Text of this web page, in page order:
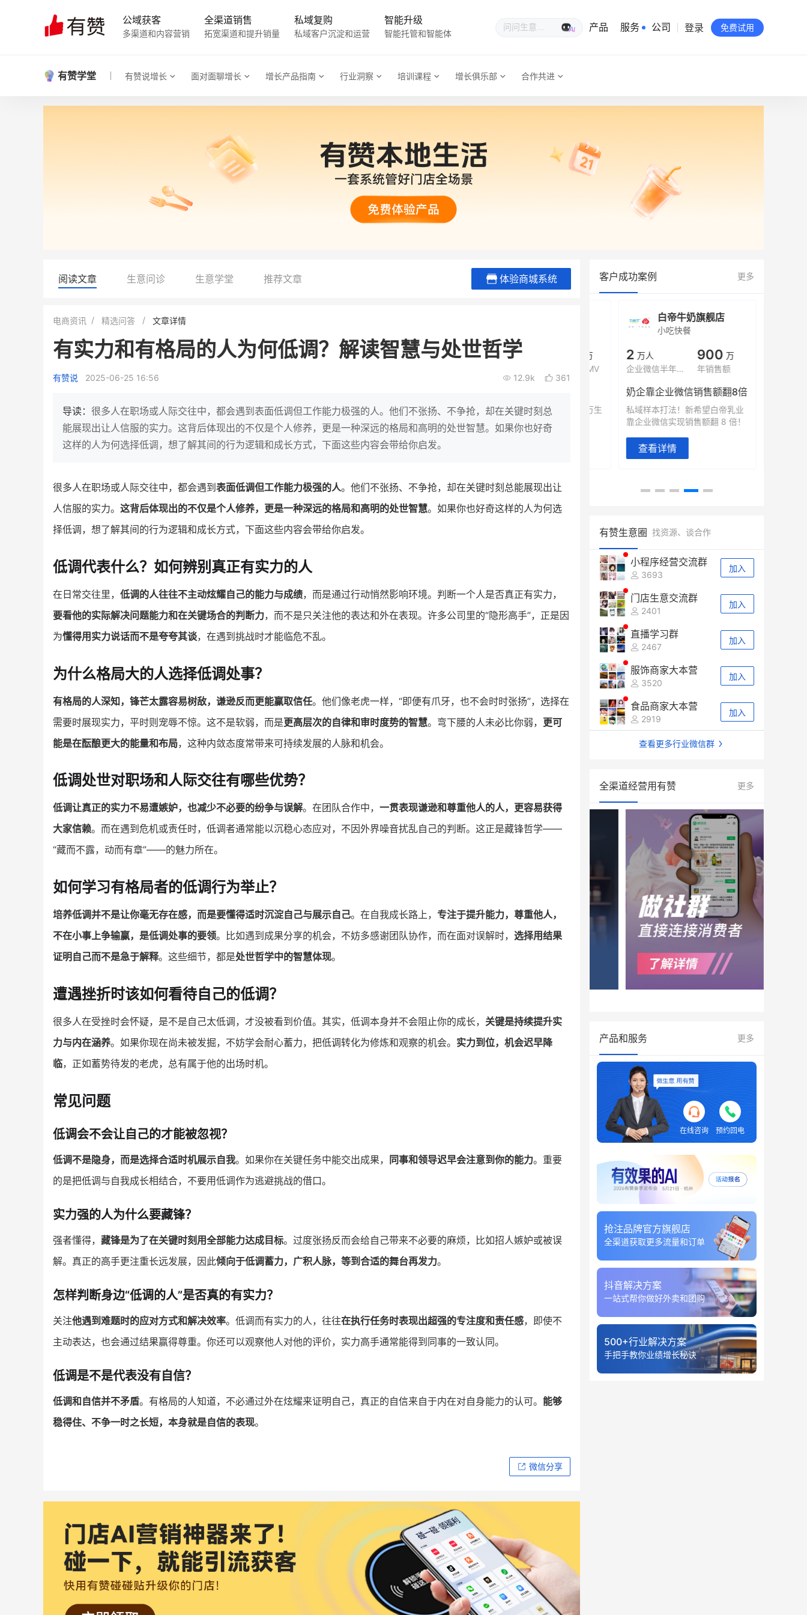
公域获客
多渠道和内容营销
全渠道销售
拓宽渠道和提升销量
私域复购
私域客户沉淀和运营
智能升级
智能托管和智能体
生意专家
产品 服务 公司
有赞公益
站点地图
登录 免费试用
有赞学堂 有赞说增长 面对面聊增长 增长产品指南 行业洞察 培训课程 增长俱乐部 合作共进
阅读文章 生意问诊 生意学堂 推荐文章 体验商城系统
电商资讯 精选问答 文章详情
有实力和有格局的人为何低调？解读智慧与处世哲学
有赞说 2025-06-25 16:56 12.9k 361
导读： 很多人在职场或人际交往中，都会遇到表面低调但工作能力极强的人。他们不张扬、不争抢，却在关键时刻总
能展现出让人信服的实力。这背后体现出的不仅是个人修养，更是一种深远的格局和高明的处世智慧。如果你也好奇
这样的人为何选择低调，想了解其间的行为逻辑和成长方式，下面这些内容会带给你启发。
很多人在职场或人际交往中，都会遇到 表面低调但工作能力极强的人。他们不张扬、不争抢，却在关键时刻总能展现出让
人信服的实力。 这背后体现出的不仅是个人修养，更是一种深远的格局和高明的处世智慧。如果你也好奇这样的人为何选
择低调，想了解其间的行为逻辑和成长方式，下面这些内容会带给你启发。
低调代表什么？如何辨别真正有实力的人
在日常交往里， 低调的人往往不主动炫耀自己的能力与成绩，而是通过行动悄然影响环境。判断一个人是否真正有实力，
要看他的实际解决问题能力和在关键场合的判断力，而不是只关注他的表达和外在表现。许多公司里的“隐形高手”，正是因
为懂得用实力说话而不是夸夸其谈，在遇到挑战时才能临危不乱。
为什么格局大的人选择低调处事？
有格局的人深知，锋芒太露容易树敌，谦逊反而更能赢取信任。他们像老虎一样，“即便有爪牙，也不会时时张扬”，选择在
需要时展现实力，平时则宠辱不惊。这不是软弱，而是更高层次的自律和审时度势的智慧。弯下腰的人未必比你弱， 更可
能是在酝酿更大的能量和布局，这种内敛态度常带来可持续发展的人脉和机会。
低调处世对职场和人际交往有哪些优势？
低调让真正的实力不易遭嫉妒，也减少不必要的纷争与误解。在团队合作中， 一贯表现谦逊和尊重他人的人，更容易获得
大家信赖。而在遇到危机或责任时，低调者通常能以沉稳心态应对，不因外界噪音扰乱自己的判断。这正是藏锋哲学——
“藏而不露，动而有章”——的魅力所在。
如何学习有格局者的低调行为举止？
培养低调并不是让你毫无存在感，而是要懂得适时沉淀自己与展示自己。在自我成长路上， 专注于提升能力，尊重他人，
不在小事上争输赢，是低调处事的要领。比如遇到成果分享的机会，不妨多感谢团队协作，而在面对误解时， 选择用结果
证明自己而不是急于解释。这些细节，都是处世哲学中的智慧体现。
遭遇挫折时该如何看待自己的低调？
很多人在受挫时会怀疑，是不是自己太低调，才没被看到价值。其实，低调本身并不会阻止你的成长， 关键是持续提升实
力与内在涵养。如果你现在尚未被发掘，不妨学会耐心蓄力，把低调转化为修炼和观察的机会。 实力到位，机会迟早降
临，正如蓄势待发的老虎，总有属于他的出场时机。
常见问题
低调会不会让自己的才能被忽视？
低调不是隐身，而是选择合适时机展示自我。如果你在关键任务中能交出成果， 同事和领导迟早会注意到你的能力。重要
的是把低调与自我成长相结合，不要用低调作为逃避挑战的借口。
实力强的人为什么要藏锋？
强者懂得， 藏锋是为了在关键时刻用全部能力达成目标。过度张扬反而会给自己带来不必要的麻烦，比如招人嫉妒或被误
解。真正的高手更注重长远发展，因此倾向于低调蓄力，广积人脉，等到合适的舞台再发力。
怎样判断身边“低调的人”是否真的有实力？
关注他遇到难题时的应对方式和解决效率。低调而有实力的人，往往在执行任务时表现出超强的专注度和责任感，即使不
主动表达，也会通过结果赢得尊重。你还可以观察他人对他的评价，实力高手通常能得到同事的一致认同。
低调是不是代表没有自信？
低调和自信并不矛盾。有格局的人知道，不必通过外在炫耀来证明自己，真正的自信来自于内在对自身能力的认可。 能够
稳得住、不争一时之长短，本身就是自信的表现。
微信分享
客户成功案例 更多
小鹿蓝蓝会员
+
7900 万
三只松鼠旗下的网红婴儿辅食品
牌，22天便拿下类目第一
查看详情
母婴
有货源没流量？母婴馆如何破局
他只用7年做到平台销冠，转战私
域如何破局？
200 万
200 %
这家女装连锁如何借有赞破局新
零售？
查看详情
30 万
IT精英回乡种地，撬动2000万生
意！
白帝牛奶旗舰店
小吃快餐
万人
企业微信半年拉新
900 万
年销售额
奶企靠企业微信销售额翻8倍
私域样本打法！新希望白帝乳业
靠企业微信实现销售额翻 8 倍！
查看详情
有赞生意圈 找资源、谈合作
小程序经营交流群
3693
加入
门店生意交流群
2401
加入
直播学习群
2467
加入
服饰商家大本营
3520
加入
食品商家大本营
2919
加入
查看更多行业微信群
全渠道经营用有赞 更多
产品和服务 更多
在线咨询 预约回电
抢注品牌官方旗舰店
全渠道获取更多流量和订单
抖音解决方案
一站式帮你做好外卖和团购
500+行业解决方案
手把手教你业绩增长秘诀